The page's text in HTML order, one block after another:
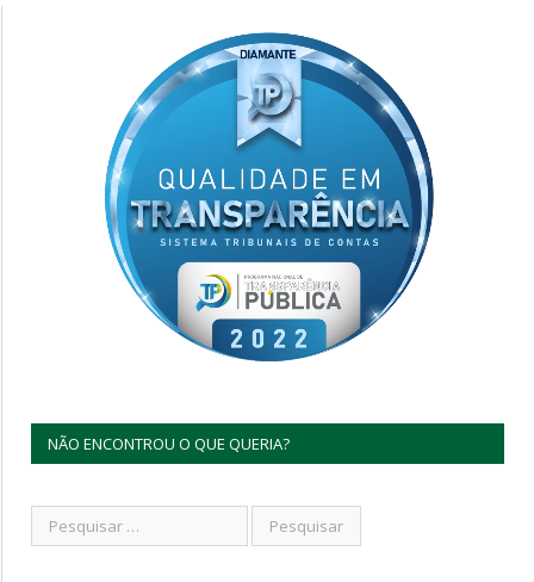
NÃO ENCONTROU O QUE QUERIA?